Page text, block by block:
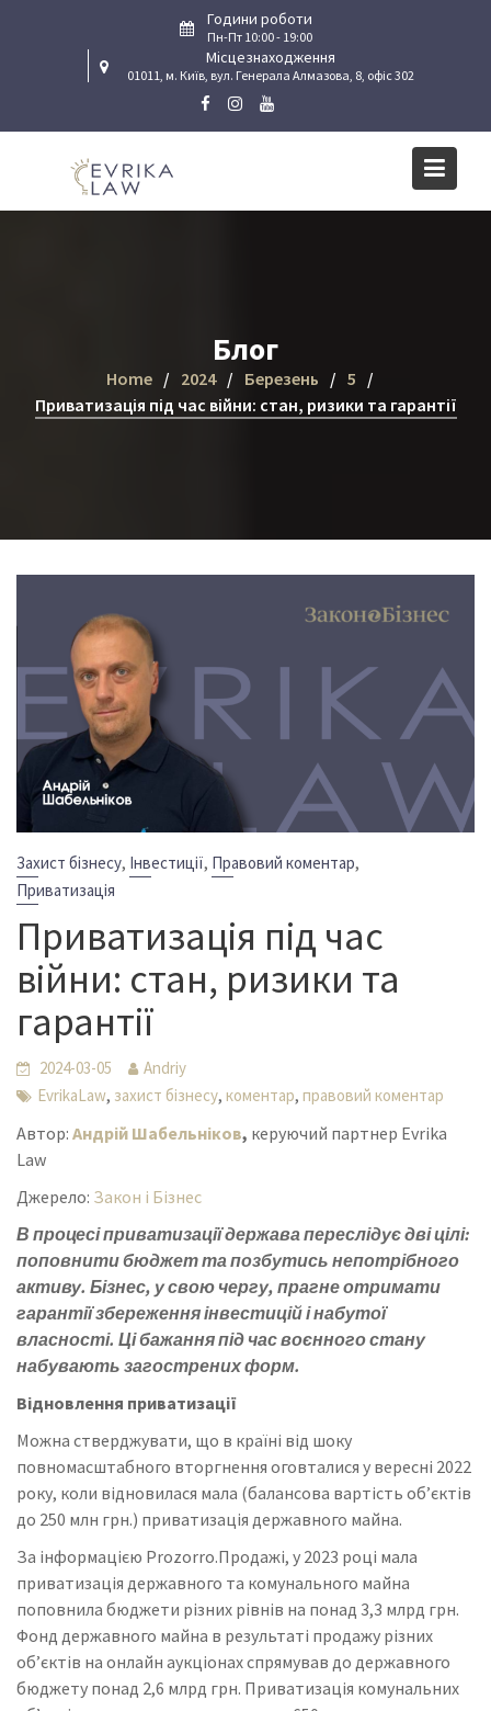
Години роботи
Пн-Пт 10:00 - 19:00
Місцезнаходження
01011, м. Київ, вул. Генерала Алмазова, 8, офіс 302
Блог
Home 2024 Березень
5
Приватизація під час війни: стан, ризики та гарантії
Захист бізнесу, Інвестиції, Правовий коментар,
Приватизація
Приватизація під час
війни: стан, ризики та
гарантії
2024-03-05
Andriy
EvrikaLaw, захист бізнесу, коментар, правовий коментар
Автор: Андрій Шабельніков, керуючий партнер Evrika
Law
Джерело: Закон і Бізнес
В процесі приватизації держава переслідує дві цілі:
поповнити бюджет та позбутись непотрібного
активу. Бізнес, у свою чергу, прагне отримати
гарантії збереження інвестицій і набутої
власності. Ці бажання під час воєнного стану
набувають загострених форм.
Відновлення приватизації
Можна стверджувати, що в країні від шоку
повномасштабного вторгнення оговталися у вересні 2022
року, коли відновилася мала (балансова вартість об’єктів
до 250 млн грн.) приватизація державного майна.
За інформацією Prozorro.Продажі, у 2023 році мала
приватизація державного та комунального майна
поповнила бюджети різних рівнів на понад 3,3 млрд грн.
Фонд державного майна в результаті продажу різних
об’єктів на онлайн аукціонах спрямував до державного
бюджету понад 2,6 млрд грн. Приватизація комунальних